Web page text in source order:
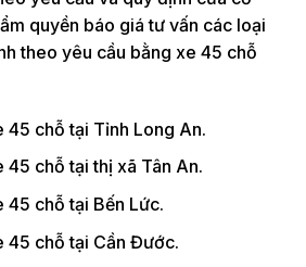
quyền báo giá tư vấn các loại
theo yêu cầu bằng xe 45 chỗ
45 chỗ tại Tỉnh Long An.
45 chỗ tại thị xã Tân An.
45 chỗ tại Bến Lức.
45 chỗ tại Cần Đước.